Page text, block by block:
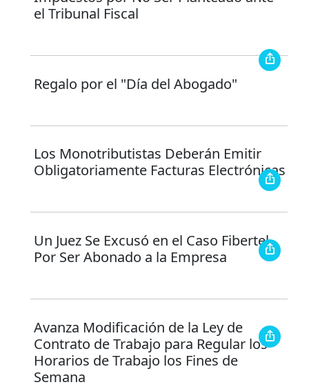
el Tribunal Fiscal
Regalo por el "Día del Abogado"
Los Monotributistas Deberán Emitir
Obligatoriamente Facturas Electrónicas
Un Juez Se Excusó en el Caso Fibertel
Por Ser Abonado a la Empresa
Avanza Modificación de la Ley de
Contrato de Trabajo para Regular los
Horarios de Trabajo los Fines de
Semana